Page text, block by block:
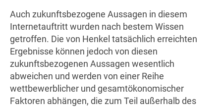
Auch zukunftsbezogene Aussagen in diesem
Internetauftritt wurden nach bestem Wissen
getroffen. Die von Henkel tatsächlich erreichten
Ergebnisse können jedoch von diesen
zukunftsbezogenen Aussagen wesentlich
abweichen und werden von einer Reihe
wettbewerblicher und gesamtökonomischer
Faktoren abhängen, die zum Teil außerhalb des